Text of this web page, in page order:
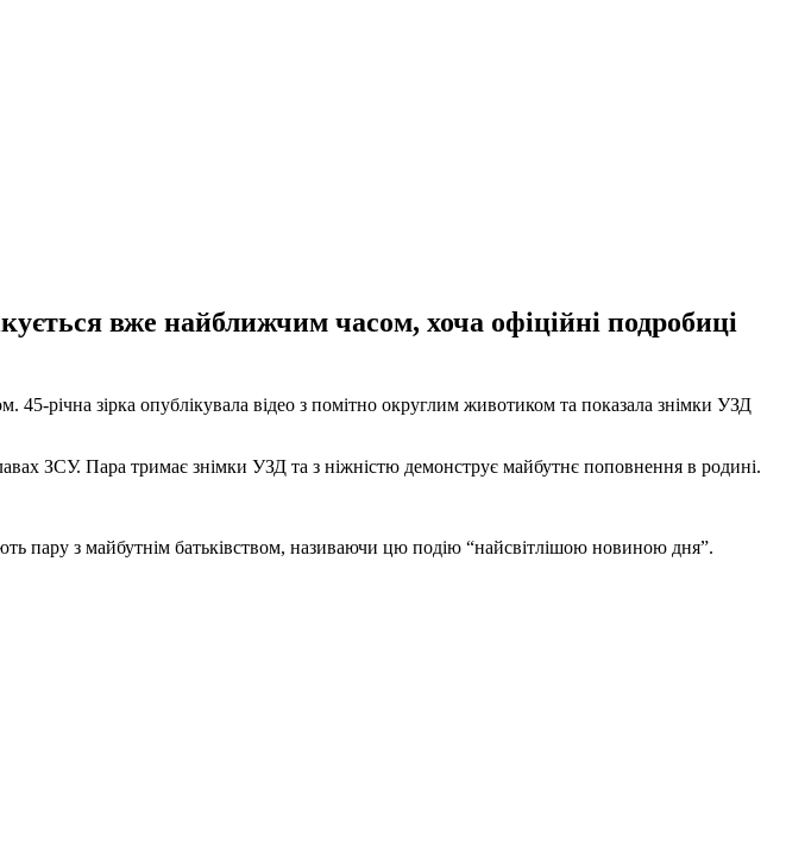
вже найближчим часом, хоча офіційні подробиці
45-річна зірка опублікувала відео з помітно округлим животиком та показала знімки УЗД
ЗСУ. Пара тримає знімки УЗД та з ніжністю демонструє майбутнє поповнення в родині.
пару з майбутнім батьківством, називаючи цю подію “найсвітлішою новиною дня”.